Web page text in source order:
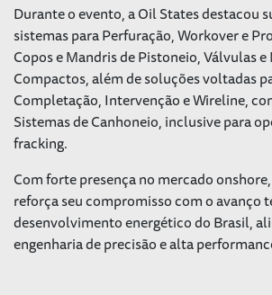
Durante o evento, a Oil States destacou
sistemas para Perfuração, Workover e
Copos e Mandris de Pistoneio, Válvulas
Compactos, além de soluções voltadas
Completação, Intervenção e Wireline,
Sistemas de Canhoneio, inclusive para
fracking.
Com forte presença no mercado
reforça seu compromisso com o avanço
desenvolvimento energético do Brasil,
engenharia de precisão e alta